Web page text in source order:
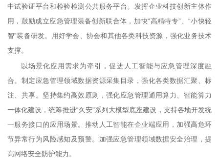
中试验证平台和检验检测公共服务平台。发挥企业科技创新主体作
用，鼓励成立应急管理装备创新联合体，加快“高精特专”、“小快轻
智”装备研发。用好学会、协会和其他各类科技资源，强化业务技术
支撑。
以场景化应用需求为牵引，促进人工智能与应急管理深度融
合。制定应急管理领域数据资源采集目录，强化各类数据汇聚、标
注、共享。坚持集约高效原则，强化应急管理通用算力、智能算力
一体化建设，统筹推进“久安”系列大模型底座建设，支持各地开发统
一服务接口的应用场景。推动人工智能在企业端应用，加强高危环
节异常行为风险感知及预警。加强应急管理领域数据安全治理，提
高网络安全防护能力。